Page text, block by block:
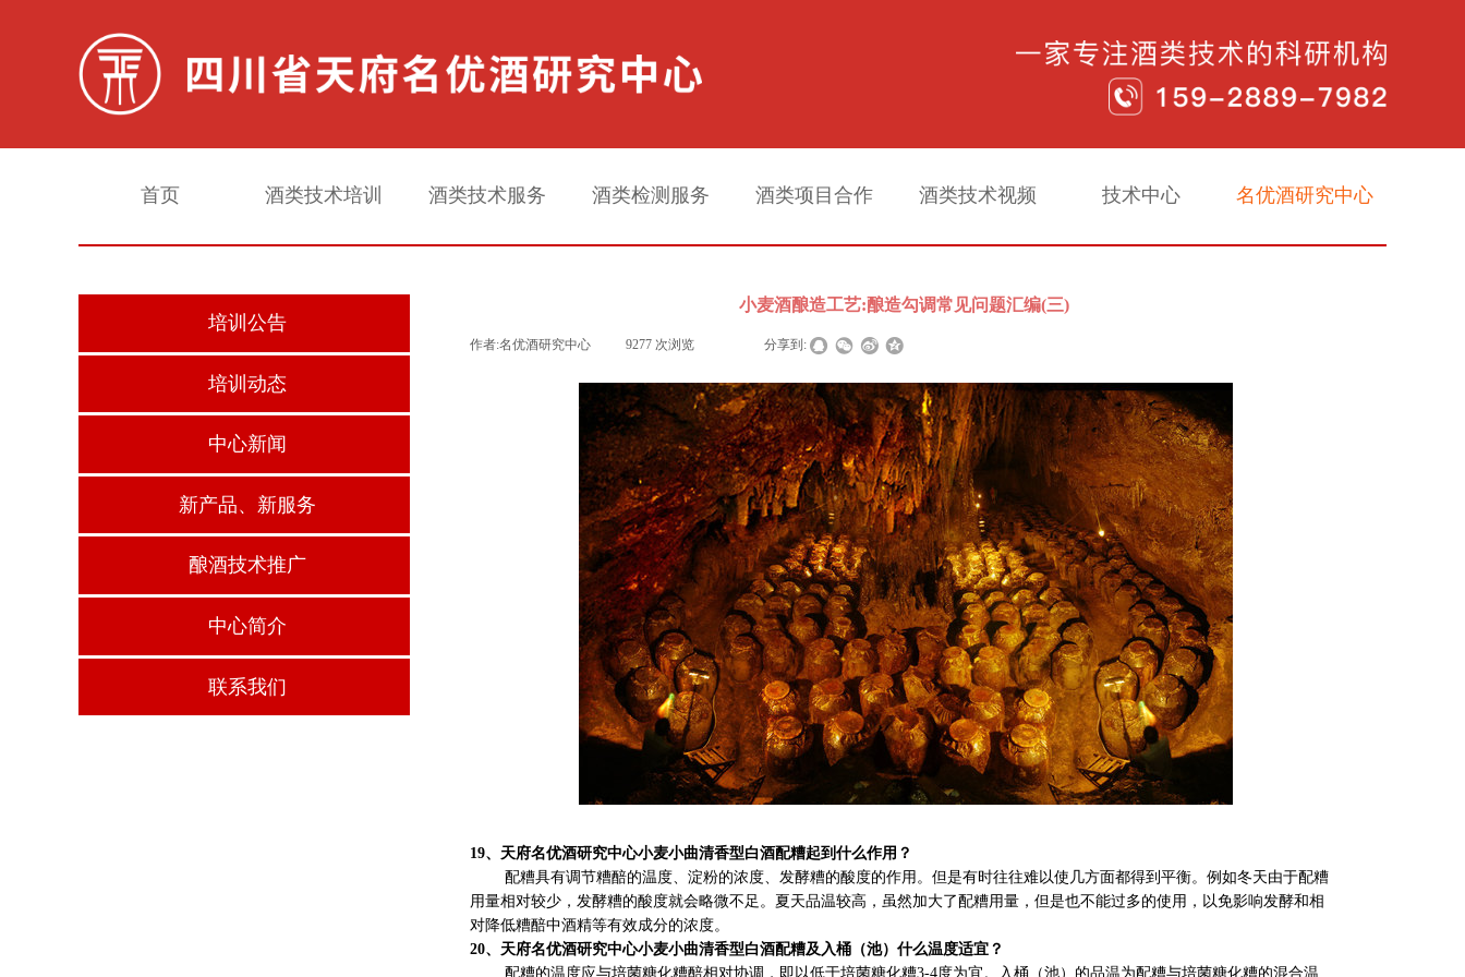
首页 酒类技术培训 酒类技术服务 酒类检测服务 酒类项目合作 酒类技术视频 技术中心 名优酒研究中心
小麦酒酿造工艺:酿造勾调常见问题汇编(三)
作者:名优酒研究中心 9277 次浏览 分享到:
19、 天府名优酒研究中心小麦小曲清香型白酒配糟起到什么作用？
配糟具有调节糟醅的温度、淀粉的浓度、发酵糟的酸度的作用。但是有时往往难以使几方面都得到平衡。例如冬天由于配糟
用量相对较少，发酵糟的酸度就会略微不足。夏天品温较高，虽然加大了配糟用量，但是也不能过多的使用，以免影响发酵和相
对降低糟醅中酒精等有效成分的浓度。
20、 天府名优酒研究中心小麦小曲清香型白酒配糟及入桶（池）什么温度适宜？
配糟的温度应与培菌糖化糟醅相对协调，即以低于培菌糖化糟3-4度为宜。入桶（池）的品温为配糟与培菌糖化糟的混合温
培训公告
培训动态
中心新闻
新产品、新服务
酿酒技术推广
中心简介
联系我们